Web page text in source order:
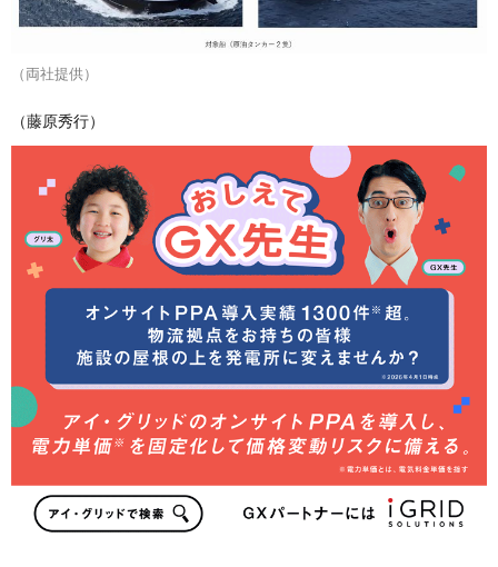
（両社提供）
（藤原秀行）